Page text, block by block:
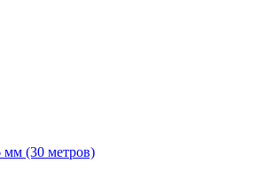
(30 метров)